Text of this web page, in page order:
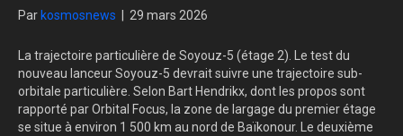
Par kosmosnews 29 mars 2026
La trajectoire particulière de Soyouz-5 (étage 2). Le test du
nouveau lanceur Soyouz-5 devrait suivre une trajectoire sub-
orbitale particulière. Selon Bart Hendrikx, dont les propos sont
rapporté par Orbital Focus, la zone de largage du premier étage
se situe à environ 1 500 km au nord de Baïkonour. Le deuxième